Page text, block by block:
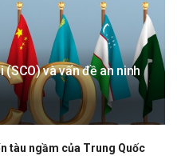
và vấn đề an ninh
tàu ngầm của Trung Quốc